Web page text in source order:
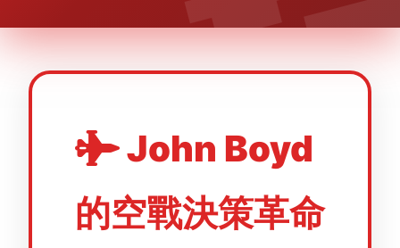
John Boyd
的空戰決策革命